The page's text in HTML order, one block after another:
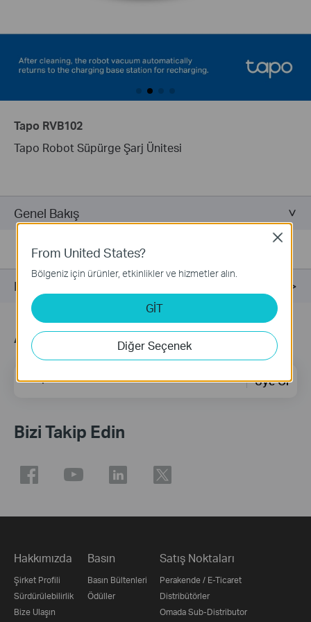
Tapo RVB102
Tapo Robot Süpürge Şarj Ünitesi
Genel Bakış
Destek
Abonelik
E-posta Adresi Üye Ol
Bizi Takip Edin
Hakkımızda
Şirket Profili
Sürdürülebilirlik
Bize Ulaşın
Basın
Basın Bültenleri
Ödüller
Satış Noktaları
Perakende / E-Ticaret
Distribütörler
Omada Sub-Distributor
From United States?
Bölgeniz için ürünler, etkinlikler ve hizmetler alın.
GİT
Diğer Seçenek
Close